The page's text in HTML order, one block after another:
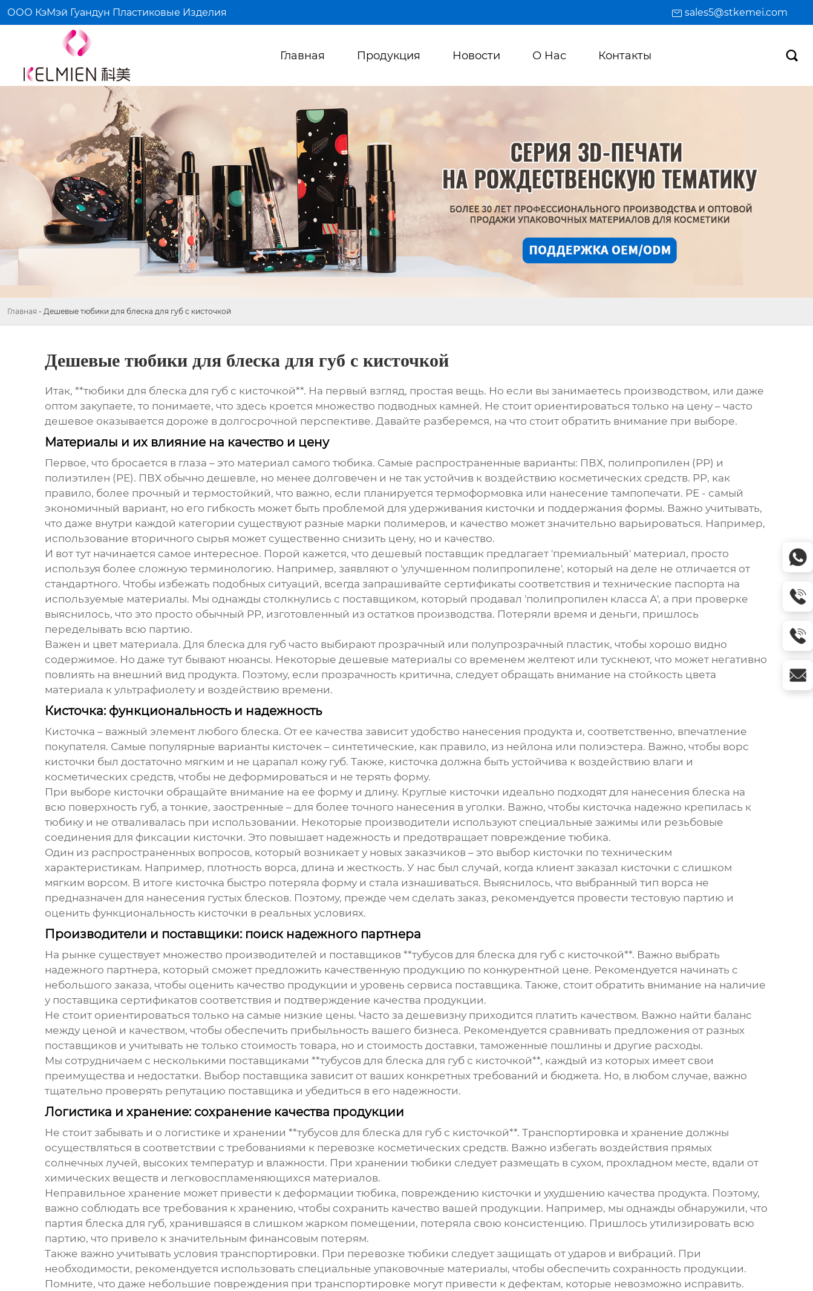
ООО КэМэй Гуандун Пластиковые Изделия sales5@stkemei.com
Главная Продукция Новости О Hас Контакты 
Главная - Дешевые тюбики для блеска для губ с кисточкой
Дешевые тюбики для блеска для губ с кисточкой
Итак, **тюбики для блеска для губ с кисточкой**. На первый взгляд, простая вещь. Но если вы занимаетесь производством, или даже
оптом закупаете, то понимаете, что здесь кроется множество подводных камней. Не стоит ориентироваться только на цену – часто
дешевое оказывается дороже в долгосрочной перспективе. Давайте разберемся, на что стоит обратить внимание при выборе.
Материалы и их влияние на качество и цену
Первое, что бросается в глаза – это материал самого тюбика. Самые распространенные варианты: ПВХ, полипропилен (PP) и
полиэтилен (PE). ПВХ обычно дешевле, но менее долговечен и не так устойчив к воздействию косметических средств. PP, как
правило, более прочный и термостойкий, что важно, если планируется термоформовка или нанесение тампопечати. PE - самый
экономичный вариант, но его гибкость может быть проблемой для удерживания кисточки и поддержания формы. Важно учитывать,
что даже внутри каждой категории существуют разные марки полимеров, и качество может значительно варьироваться. Например,
использование вторичного сырья может существенно снизить цену, но и качество.
И вот тут начинается самое интересное. Порой кажется, что дешевый поставщик предлагает 'премиальный' материал, просто
используя более сложную терминологию. Например, заявляют о 'улучшенном полипропилене', который на деле не отличается от
стандартного. Чтобы избежать подобных ситуаций, всегда запрашивайте сертификаты соответствия и технические паспорта на
используемые материалы. Мы однажды столкнулись с поставщиком, который продавал 'полипропилен класса А', а при проверке
выяснилось, что это просто обычный PP, изготовленный из остатков производства. Потеряли время и деньги, пришлось
переделывать всю партию.
Важен и цвет материала. Для блеска для губ часто выбирают прозрачный или полупрозрачный пластик, чтобы хорошо видно
содержимое. Но даже тут бывают нюансы. Некоторые дешевые материалы со временем желтеют или тускнеют, что может негативно
повлиять на внешний вид продукта. Поэтому, если прозрачность критична, следует обращать внимание на стойкость цвета
материала к ультрафиолету и воздействию времени.
Кисточка: функциональность и надежность
Кисточка – важный элемент любого блеска. От ее качества зависит удобство нанесения продукта и, соответственно, впечатление
покупателя. Самые популярные варианты кисточек – синтетические, как правило, из нейлона или полиэстера. Важно, чтобы ворс
кисточки был достаточно мягким и не царапал кожу губ. Также, кисточка должна быть устойчива к воздействию влаги и
косметических средств, чтобы не деформироваться и не терять форму.
При выборе кисточки обращайте внимание на ее форму и длину. Круглые кисточки идеально подходят для нанесения блеска на
всю поверхность губ, а тонкие, заостренные – для более точного нанесения в уголки. Важно, чтобы кисточка надежно крепилась к
тюбику и не отваливалась при использовании. Некоторые производители используют специальные зажимы или резьбовые
соединения для фиксации кисточки. Это повышает надежность и предотвращает повреждение тюбика.
Один из распространенных вопросов, который возникает у новых заказчиков – это выбор кисточки по техническим
характеристикам. Например, плотность ворса, длина и жесткость. У нас был случай, когда клиент заказал кисточки с слишком
мягким ворсом. В итоге кисточка быстро потеряла форму и стала изнашиваться. Выяснилось, что выбранный тип ворса не
предназначен для нанесения густых блесков. Поэтому, прежде чем сделать заказ, рекомендуется провести тестовую партию и
оценить функциональность кисточки в реальных условиях.
Производители и поставщики: поиск надежного партнера
На рынке существует множество производителей и поставщиков **тубусов для блеска для губ с кисточкой**. Важно выбрать
надежного партнера, который сможет предложить качественную продукцию по конкурентной цене. Рекомендуется начинать с
небольшого заказа, чтобы оценить качество продукции и уровень сервиса поставщика. Также, стоит обратить внимание на наличие
у поставщика сертификатов соответствия и подтверждение качества продукции.
Не стоит ориентироваться только на самые низкие цены. Часто за дешевизну приходится платить качеством. Важно найти баланс
между ценой и качеством, чтобы обеспечить прибыльность вашего бизнеса. Рекомендуется сравнивать предложения от разных
поставщиков и учитывать не только стоимость товара, но и стоимость доставки, таможенные пошлины и другие расходы.
Мы сотрудничаем с несколькими поставщиками **тубусов для блеска для губ с кисточкой**, каждый из которых имеет свои
преимущества и недостатки. Выбор поставщика зависит от ваших конкретных требований и бюджета. Но, в любом случае, важно
тщательно проверять репутацию поставщика и убедиться в его надежности.
Логистика и хранение: сохранение качества продукции
Не стоит забывать и о логистике и хранении **тубусов для блеска для губ с кисточкой**. Транспортировка и хранение должны
осуществляться в соответствии с требованиями к перевозке косметических средств. Важно избегать воздействия прямых
солнечных лучей, высоких температур и влажности. При хранении тюбики следует размещать в сухом, прохладном месте, вдали от
химических веществ и легковоспламеняющихся материалов.
Неправильное хранение может привести к деформации тюбика, повреждению кисточки и ухудшению качества продукта. Поэтому,
важно соблюдать все требования к хранению, чтобы сохранить качество вашей продукции. Например, мы однажды обнаружили, что
партия блеска для губ, хранившаяся в слишком жарком помещении, потеряла свою консистенцию. Пришлось утилизировать всю
партию, что привело к значительным финансовым потерям.
Также важно учитывать условия транспортировки. При перевозке тюбики следует защищать от ударов и вибраций. При
необходимости, рекомендуется использовать специальные упаковочные материалы, чтобы обеспечить сохранность продукции.
Помните, что даже небольшие повреждения при транспортировке могут привести к дефектам, которые невозможно исправить.